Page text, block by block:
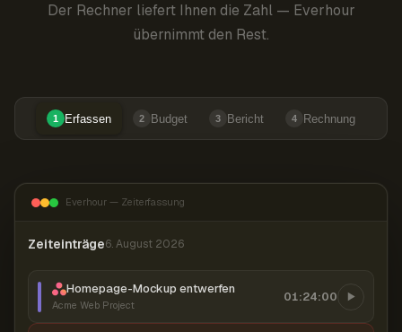
Der Rechner liefert Ihnen die Zahl — Everhour
übernimmt den Rest.
1 Erfassen 2 Budget 3 Bericht 4 Rechnung
Everhour — Zeiterfassung
Zeiteinträge6. August 2026
Homepage-Mockup entwerfen
Acme Web Project
01:24:00